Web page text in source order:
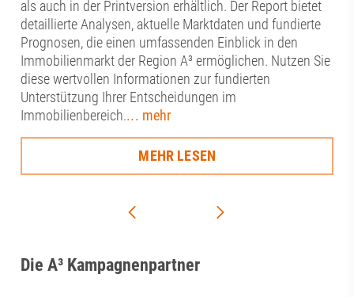
als auch in der Printversion erhältlich. Der Report bietet
detaillierte Analysen, aktuelle Marktdaten und fundierte
Prognosen, die einen umfassenden Einblick in den
Immobilienmarkt der Region A³ ermöglichen. Nutzen Sie
diese wertvollen Informationen zur fundierten
Unterstützung Ihrer Entscheidungen im
Immobilienbereich.... mehr
MEHR LESEN
Die A³ Kampagnenpartner